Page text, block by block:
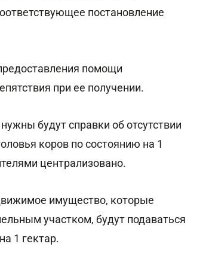
постановление
помощи
при ее получении.
будут справки об отсутствии
коров по состоянию на 1
централизовано.
имущество, которые
участком, будут подаваться
1 гектар.